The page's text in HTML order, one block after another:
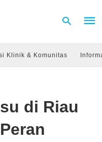
Klinik & Komunitas
di Riau